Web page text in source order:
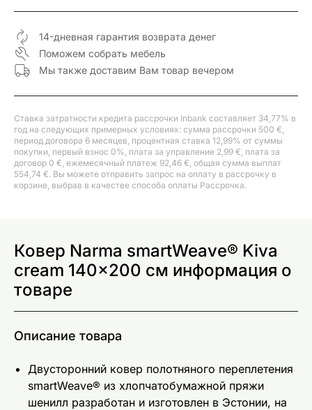
14-дневная гарантия возврата денег
Поможем собрать мебель
Мы также доставим Вам товар вечером
Ставка затратности кредита рассрочки Inbank составляет 34,77% в
год на следующих примерных условиях: сумма рассрочки 500 €,
период договора 6 месяцев, процентная ставка 12,99% от суммы
покупки, первый взнос 0%, плата за управление 2,99 €, плата за
договор 0 €, ежемесячный платеж 92,46 €, общая сумма выплат
554,74 €. Вы можете отправить запрос на оплату в рассрочку в
корзине, выбрав в качестве способа оплаты Рассрочка.
Ковер Narma smartWeave® Kiva
cream 140x200 см информация о
товаре
Описание товара
Двусторонний ковер полотняного переплетения
smartWeave® из хлопчатобумажной пряжи
шенилл разработан и изготовлен в Эстонии, на